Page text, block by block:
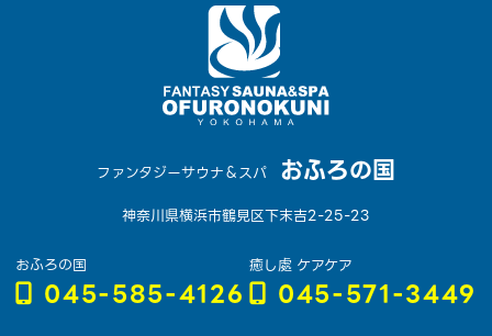
ファンタジーサウナ＆スパ おふろの国
神奈川県横浜市鶴見区下末吉2-25-23
おふろの国
045-585-4126
癒し處 ケアケア
045-571-3449